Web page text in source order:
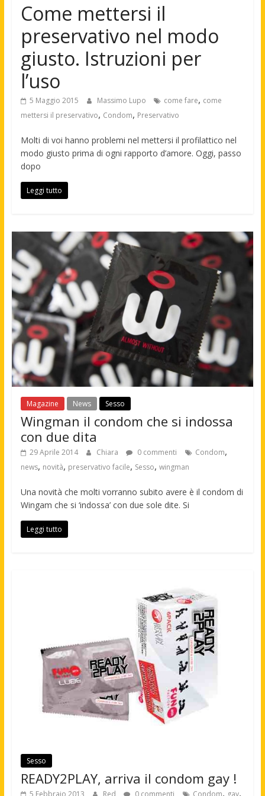
Come mettersi il
preservativo nel modo
giusto. Istruzioni per
l’uso
5 Maggio 2015 Massimo Lupo come fare, come
mettersi il preservativo, Condom, Preservativo
Molti di voi hanno problemi nel mettersi il profilattico nel
modo giusto prima di ogni rapporto d’amore. Oggi, passo
dopo
Leggi tutto
Magazine News Sesso
Wingman il condom che si indossa
con due dita
29 Aprile 2014 Chiara 0 commenti Condom,
news, novità, preservativo facile, Sesso, wingman
Una novità che molti vorranno subito avere è il condom di
Wingam che si ‘indossa’ con due sole dite. Si
Leggi tutto
Sesso
READY2PLAY, arriva il condom gay !
5 Febbraio 2013 Red 0 commenti Condom, gay,